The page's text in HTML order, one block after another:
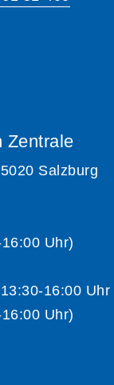
Zentrale
Salzburg
Uhr)
16:00 Uhr
Uhr)